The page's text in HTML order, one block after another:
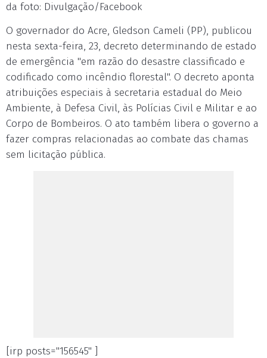
da foto: Divulgação/Facebook
O governador do Acre, Gledson Cameli (PP), publicou
nesta sexta-feira, 23, decreto determinando de estado
de emergência "em razão do desastre classificado e
codificado como incêndio florestal". O decreto aponta
atribuições especiais à secretaria estadual do Meio
Ambiente, à Defesa Civil, às Polícias Civil e Militar e ao
Corpo de Bombeiros. O ato também libera o governo a
fazer compras relacionadas ao combate das chamas
sem licitação pública.
[irp posts="156545" ]